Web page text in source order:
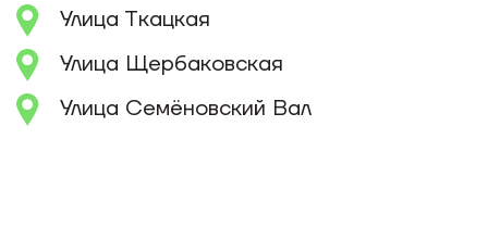
Улица Ткацкая
Улица Щербаковская
Улица Семёновский Вал